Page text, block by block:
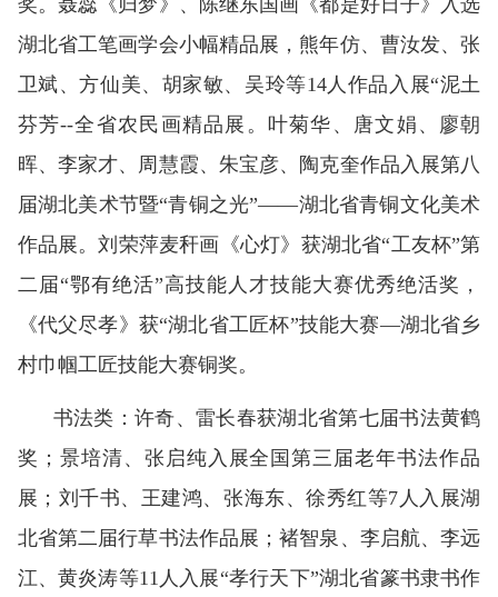
奖。聂蕊《归梦》、陈继东国画《都是好日子》入选
湖北省工笔画学会小幅精品展，熊年仿、曹汝发、张
卫斌、方仙美、胡家敏、吴玲等14人作品入展“泥土
芬芳--全省农民画精品展。叶菊华、唐文娟、廖朝
晖、李家才、周慧霞、朱宝彦、陶克奎作品入展第八
届湖北美术节暨“青铜之光”——湖北省青铜文化美术
作品展。刘荣萍麦秆画《心灯》获湖北省“工友杯”第
二届“鄂有绝活”高技能人才技能大赛优秀绝活奖，
《代父尽孝》获“湖北省工匠杯”技能大赛—湖北省乡
村巾帼工匠技能大赛铜奖。
书法类：许奇、雷长春获湖北省第七届书法黄鹤
奖；景培清、张启纯入展全国第三届老年书法作品
展；刘千书、王建鸿、张海东、徐秀红等7人入展湖
北省第二届行草书法作品展；褚智泉、李启航、李远
江、黄炎涛等11人入展“孝行天下”湖北省篆书隶书作